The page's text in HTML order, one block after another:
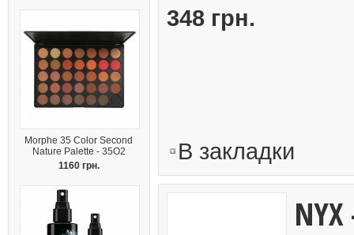
Morphe 35 Color Second
Nature Palette - 35O2
1160 грн.
348 грн.
В закладки